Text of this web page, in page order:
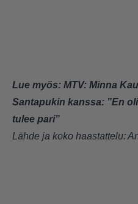
Lue myös: MTV: Minna
Santapukin kanssa: ”En
tulee pari”
Lähde ja koko haastattelu: